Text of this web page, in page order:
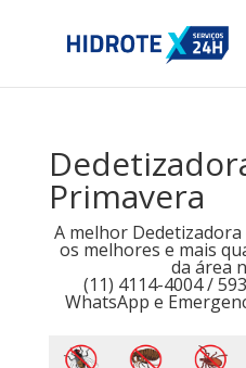
Primavera
A melhor
os melhores e mais
da área
(11) 4114-4004 /
WhatsApp e